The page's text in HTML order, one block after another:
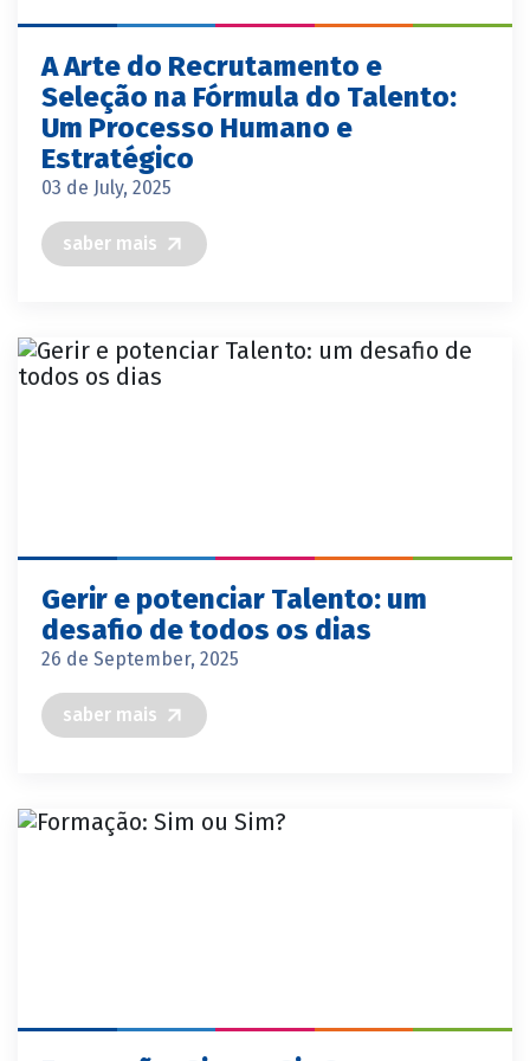
A Arte do Recrutamento e
Seleção na Fórmula do Talento:
Um Processo Humano e
Estratégico
03 de July, 2025
saber mais
Gerir e potenciar Talento: um
desafio de todos os dias
26 de September, 2025
saber mais